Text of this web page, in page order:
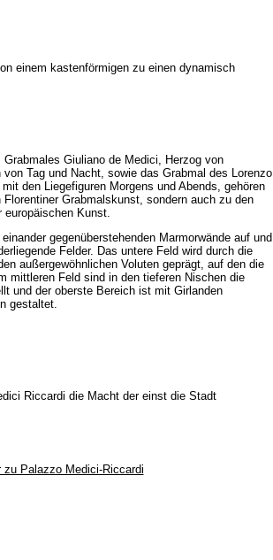
einem kastenförmigen zu einen dynamisch
Giuliano de Medici, Herzog von
von Tag und Nacht, sowie das Grabmal des Lorenzo
den Liegefiguren Morgens und Abends, gehören
Grabmalskunst, sondern auch zu den
europäischen Kunst.
gegenüberstehenden Marmorwände auf und
Felder. Das untere Feld wird durch die
außergewöhnlichen Voluten geprägt, auf den die
mittleren Feld sind in den tieferen Nischen die
und der oberste Bereich ist mit Girlanden
gestaltet.
Riccardi die Macht der einst die Stadt
zu Palazzo Medici-Riccardi